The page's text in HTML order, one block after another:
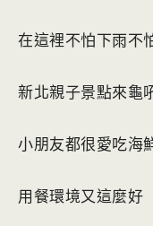
在這裡不怕下雨不
新北親子景點來龜
小朋友都很愛吃海
用餐環境又這麼好